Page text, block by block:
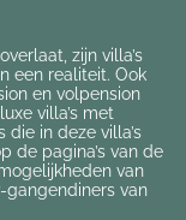
zijn villa’s
een realiteit. Ook
en volpension
villa’s met
in deze villa’s
de pagina’s van de
van
gangendiners van